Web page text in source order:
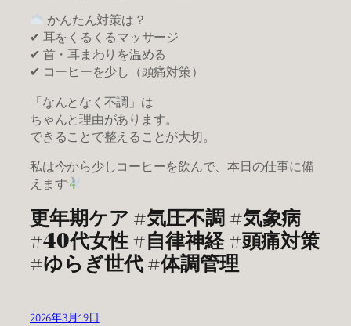
かんたん対策は？
✔ 耳をくるくるマッサージ
✔ 首・耳まわりを温める
✔ コーヒーを少し（頭痛対策）
「なんとなく不調」は
ちゃんと理由があります。
できることで整えることが大切。
私は今から少しコーヒーを飲んで、本日の仕事に備
えます
更年期ケア #気圧不調 #気象病
#40代女性 #自律神経 #頭痛対策
#ゆらぎ世代 #体調管理
2026年3月19日